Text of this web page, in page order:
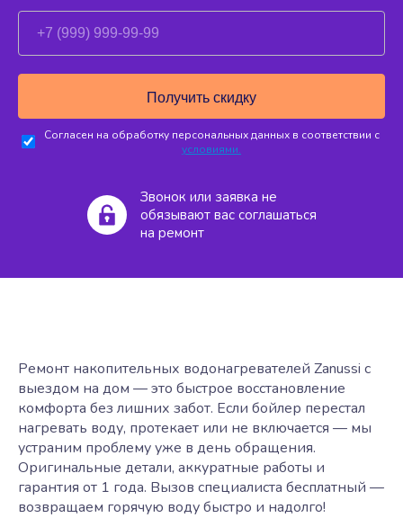
Согласен на обработку персональных данных в соответствии с
условиями.
Звонок или заявка не
обязывают вас соглашаться
на ремонт
Ремонт накопительных водонагревателей Zanussi с
выездом на дом — это быстрое восстановление
комфорта без лишних забот. Если бойлер перестал
нагревать воду, протекает или не включается — мы
устраним проблему уже в день обращения.
Оригинальные детали, аккуратные работы и
гарантия от 1 года. Вызов специалиста бесплатный —
возвращаем горячую воду быстро и надолго!